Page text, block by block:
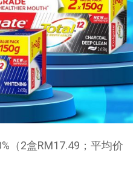
（2盒RM17.49；平均价